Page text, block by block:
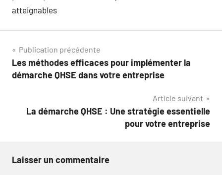
atteignables
Navigation
de
Publication précédente
Les méthodes efficaces pour implémenter la
démarche QHSE dans votre entreprise
Article suivant
La démarche QHSE : Une stratégie essentielle
pour votre entreprise
Laisser un commentaire